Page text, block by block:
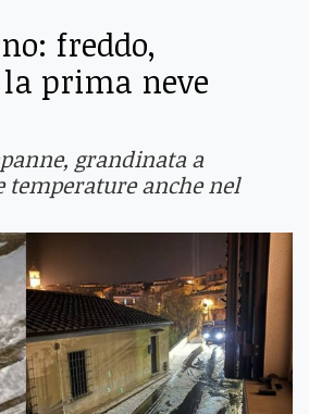
freddo,
prima neve
grandinata a
temperature anche nel